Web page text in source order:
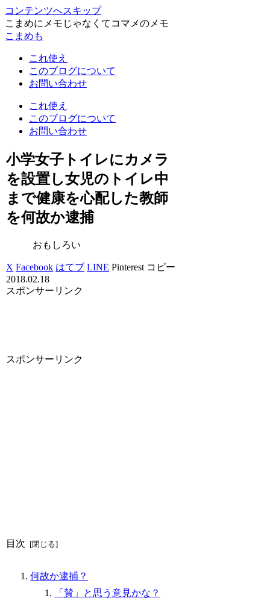
コンテンツへスキップ
こまめにメモじゃなくてコマメのメモ
こまめも
これ使え
このブログについて
お問い合わせ
これ使え
このブログについて
お問い合わせ
小学女子トイレにカメラ
を設置し女児のトイレ中
まで健康を心配した教師
を何故か逮捕
おもしろい
X Facebook はてブ LINE Pinterest コピー
2018.02.18
スポンサーリンク
スポンサーリンク
目次
何故か逮捕？
「賛」と思う意見かな？